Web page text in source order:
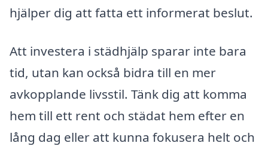
hjälper dig att fatta ett informerat beslut.
Att investera i städhjälp sparar inte bara
tid, utan kan också bidra till en mer
avkopplande livsstil. Tänk dig att komma
hem till ett rent och städat hem efter en
lång dag eller att kunna fokusera helt och